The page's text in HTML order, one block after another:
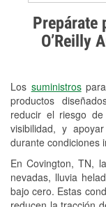
Prepárate
O’Reilly
Los suministrospara
productos
reducir el riesgo
visibilidad, y
durante condiciones
En Covington, TN,
nevadas, lluvia
bajo cero. Estas